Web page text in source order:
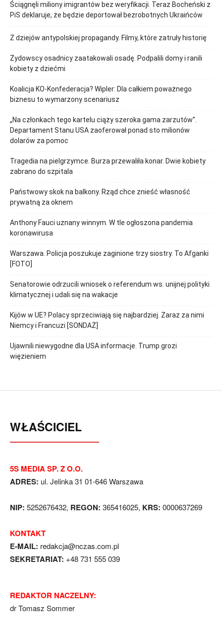
Ściągnęli miliony imigrantów bez weryfikacji. Teraz Bocheński z
PiS deklaruje, że będzie deportował bezrobotnych Ukraińców
Z dziejów antypolskiej propagandy. Filmy, które zatruły historię
Żydowscy osadnicy zaatakowali osadę. Podpalili domy i ranili
kobiety z dziećmi
Koalicja KO-Konfederacja? Wipler: Dla całkiem poważnego
biznesu to wymarzony scenariusz
„Na członkach tego kartelu ciąży szeroka gama zarzutów”.
Departament Stanu USA zaoferował ponad sto milionów
dolarów za pomoc
Tragedia na pielgrzymce. Burza przewaliła konar. Dwie kobiety
zabrano do szpitala
Państwowy skok na balkony. Rząd chce znieść własność
prywatną za oknem
Anthony Fauci uznany winnym. W tle ogłoszona pandemia
koronawirusa
Warszawa. Policja poszukuje zaginione trzy siostry. To Afganki
[FOTO]
Senatorowie odrzucili wniosek o referendum ws. unijnej polityki
klimatycznej i udali się na wakacje
Kijów w UE? Polacy sprzeciwiają się najbardziej. Zaraz za nimi
Niemcy i Francuzi [SONDAŻ]
Ujawnili niewygodne dla USA informacje. Trump grozi
więzieniem
WŁAŚCICIEL
5S MEDIA SP. Z O.O.
ADRES: ul. Jelinka 31 01-646 Warszawa
NIP: 5252676432, REGON: 365416025, KRS: 0000637269
KONTAKT
E-MAIL: redakcja@nczas.com.pl
SEKRETARIAT: +48 731 555 039
REDAKTOR NACZELNY:
dr Tomasz Sommer